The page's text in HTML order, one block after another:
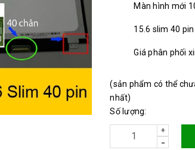
Màn hình mới
15.6 slim 40 pin
Giá phân phối
(sản phẩm có thể
nhất)
Số lượng:
+
-